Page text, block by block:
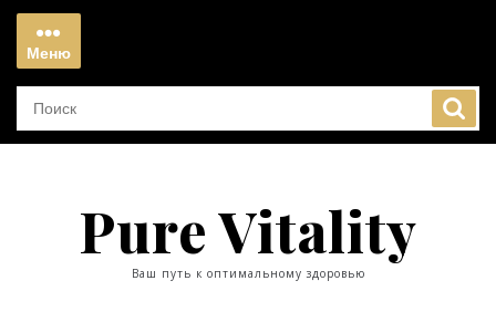
Перейти
содержимому
Меню
Меню
Pure Vitality
Ваш путь к оптимальному здоровью